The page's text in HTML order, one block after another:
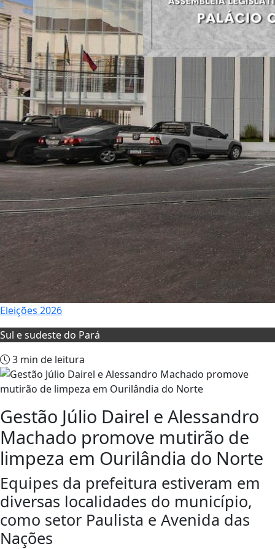
Eleições 2026
Sul e sudeste do Pará
3 min de leitura
Gestão Júlio Dairel e Alessandro
Machado promove mutirão de
limpeza em Ourilândia do Norte
Equipes da prefeitura estiveram em
diversas localidades do município,
como setor Paulista e Avenida das
Nações